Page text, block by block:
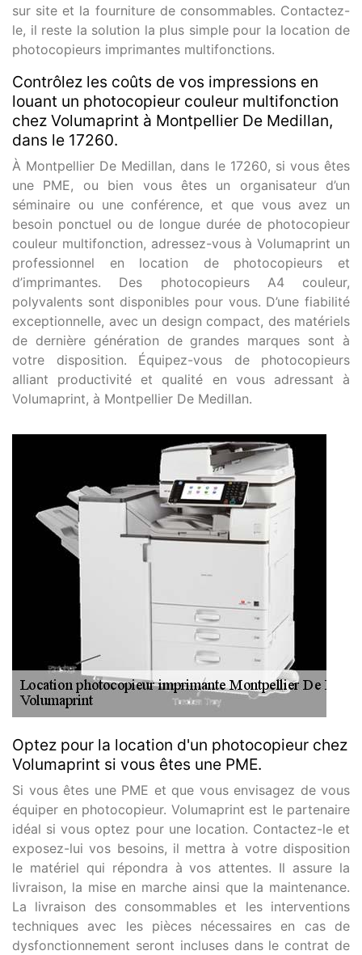
sur site et la fourniture de consommables. Contactez-
le, il reste la solution la plus simple pour la location de
photocopieurs imprimantes multifonctions.
Contrôlez les coûts de vos impressions en
louant un photocopieur couleur multifonction
chez Volumaprint à Montpellier De Medillan,
dans le 17260.
À Montpellier De Medillan, dans le 17260, si vous êtes
une PME, ou bien vous êtes un organisateur d’un
séminaire ou une conférence, et que vous avez un
besoin ponctuel ou de longue durée de photocopieur
couleur multifonction, adressez-vous à Volumaprint un
professionnel en location de photocopieurs et
d’imprimantes. Des photocopieurs A4 couleur,
polyvalents sont disponibles pour vous. D’une fiabilité
exceptionnelle, avec un design compact, des matériels
de dernière génération de grandes marques sont à
votre disposition. Équipez-vous de photocopieurs
alliant productivité et qualité en vous adressant à
Volumaprint, à Montpellier De Medillan.
Optez pour la location d'un photocopieur chez
Volumaprint si vous êtes une PME.
Si vous êtes une PME et que vous envisagez de vous
équiper en photocopieur. Volumaprint est le partenaire
idéal si vous optez pour une location. Contactez-le et
exposez-lui vos besoins, il mettra à votre disposition
le matériel qui répondra à vos attentes. Il assure la
livraison, la mise en marche ainsi que la maintenance.
La livraison des consommables et les interventions
techniques avec les pièces nécessaires en cas de
dysfonctionnement seront incluses dans le contrat de